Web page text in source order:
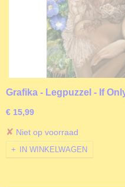
Grafika - Legpuzzel - If
€ 15,99
✘ Niet op voorraad
IN WINKELWAGEN